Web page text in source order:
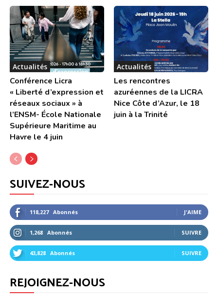
Actualités
Conférence Licra
« Liberté d’expression et
réseaux sociaux » à
l’ENSM- École Nationale
Supérieure Maritime au
Havre le 4 juin
Actualités
Les rencontres
azuréennes de la LICRA
Nice Côte d’Azur, le 18
juin à la Trinité
SUIVEZ-NOUS
118,227 Abonnés J'AIME
1,268 Abonnés SUIVRE
43,828 Abonnés SUIVRE
REJOIGNEZ-NOUS